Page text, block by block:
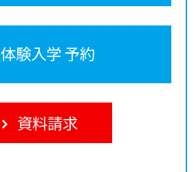
体験入学 予約
資料請求